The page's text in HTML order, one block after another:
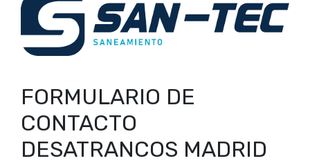
FORMULARIO DE
CONTACTO
DESATRANCOS MADRID